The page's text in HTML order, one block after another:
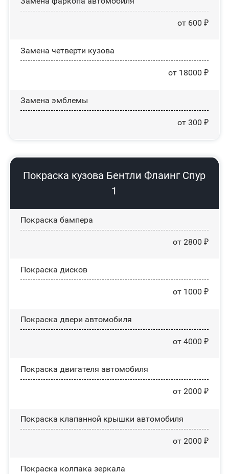
от 600 ₽
Замена четверти кузова
от 18000 ₽
Замена эмблемы
от 300 ₽
Покраска кузова Бентли Флаинг Спур
1
Покраска бампера
от 2800 ₽
Покраска дисков
от 1000 ₽
Покраска двери автомобиля
от 4000 ₽
Покраска двигателя автомобиля
от 2000 ₽
Покраска клапанной крышки автомобиля
от 2000 ₽
Покраска колпака зеркала